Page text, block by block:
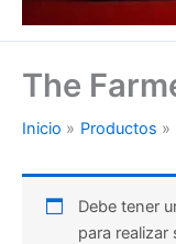
The
Inicio Productos
Debe tener
para